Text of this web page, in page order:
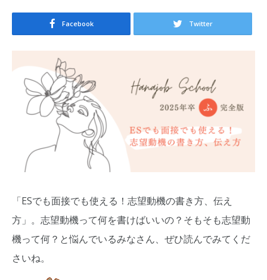
Facebook Twitter
「ESでも面接でも使える！志望動機の書き方、伝え
方」。志望動機って何を書けばいいの？そもそも志望動
機って何？と悩んでいるみなさん、ぜひ読んでみてくだ
さいね。